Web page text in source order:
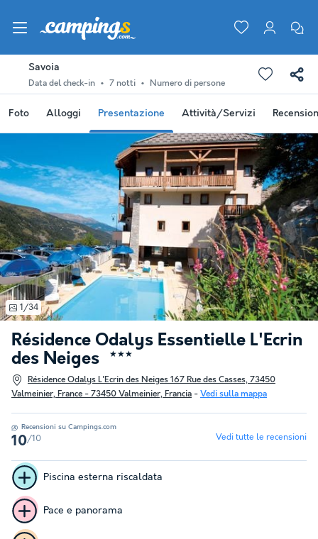
Savoia
Data del check-in 7 notti Numero di persone
Foto Alloggi Presentazione Attività/Servizi
Résidence Odalys Essentielle L'Ecrin
des Neiges
★★★
Résidence Odalys L'Ecrin des Neiges 167 Rue des Casses, 73450
Valmeinier, France - 73450 Valmeinier, Francia - Vedi sulla mappa
1/34
Recensioni su Campings.com
10/10 Vedi tutte le recensioni
Piscina esterna riscaldata
Pace e panorama